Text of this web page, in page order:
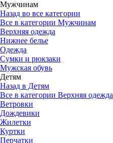
Мужчинам
Назад во все категории
Все в категории Мужчинам
Верхняя одежда
Нижнее белье
Одежда
Сумки и рюкзаки
Мужская обувь
Детям
Назад в Детям
Все в категории Верхняя одежда
Ветровки
Дождевики
Жилетки
Куртки
Перчатки